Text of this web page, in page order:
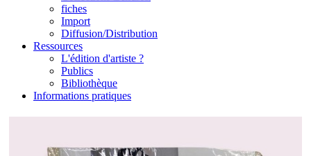
fiches
Import
Diffusion/Distribution
Ressources
L'édition d'artiste ?
Publics
Bibliothèque
Informations pratiques